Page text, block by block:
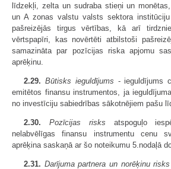
līdzekļi, zelta un sudraba stieņi un
un A zonas valstu valsts sektora
pašreizējās tirgus vērtības, kā arī
vērtspapīri, kas novērtēti atbilstoši
samazināta par pozīcijas riska apjomu
aprēķinu.
2.29. Būtisks ieguldījums - ieguldījums
emitētos finansu instrumentos, ja
no investīciju sabiedrības sākotnējiem pašu
2.30. Pozīcijas risks atspoguļo
nelabvēlīgas finansu instrumentu cenu
aprēķina saskaņā ar šo noteikumu 5.nodaļā
2.31. Darījuma partnera un norēķinu risks